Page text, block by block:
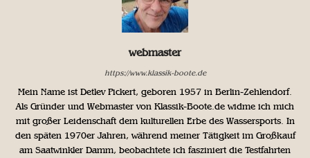
webmaster
https://www.klassik-boote.de
Mein Name ist Detlev Pickert, geboren 1957 in Berlin-Zehlendorf.
Als Gründer und Webmaster von Klassik-Boote.de widme ich mich
mit großer Leidenschaft dem kulturellen Erbe des Wassersports. In
den späten 1970er Jahren, während meiner Tätigkeit im Großkauf
am Saatwinkler Damm, beobachtete ich fasziniert die Testfahrten